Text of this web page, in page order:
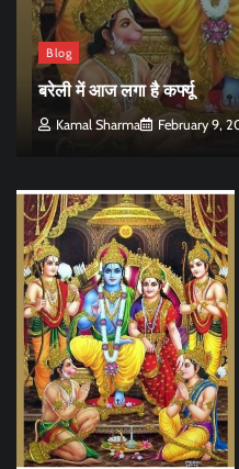
Blog
बरेली में आज लगा है कर्फ्यू
Kamal Sharma February 9,